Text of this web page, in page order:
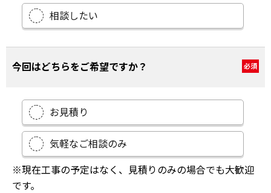
相談したい
今回はどちらをご希望ですか？ 必須
お見積り
気軽なご相談のみ
※現在工事の予定はなく、見積りのみの場合でも大歓迎
です。